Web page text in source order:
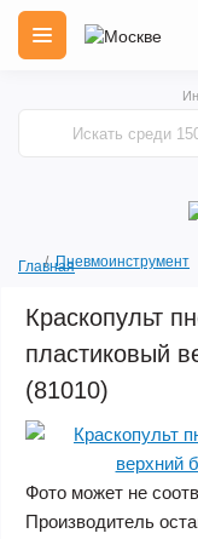
ГлавнаяПневмоинструмент
Краскопульт
пластиковый
(81010)
Фото может не
Производитель